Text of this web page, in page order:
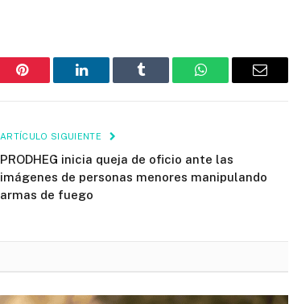
Pinterest LinkedIn Tumblr WhatsAppEmail
ARTÍCULO SIGUIENTE
PRODHEG inicia queja de oficio ante las
imágenes de personas menores manipulando
armas de fuego